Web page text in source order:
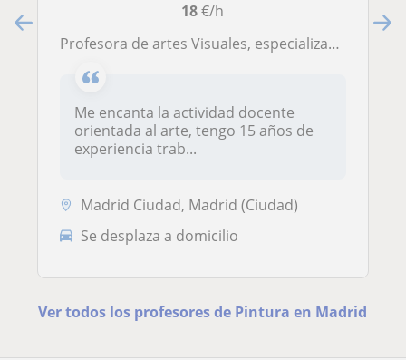
18€/h
Profesora de artes Visuales, especializada en Pintura y en Educación por el Arte. Clases para todas las edades a partir de 6 años.
Me encanta la actividad docente
orientada al arte, tengo 15 años de
experiencia trab...
Madrid Ciudad, Madrid (Ciudad)
Se desplaza a domicilio
Ver todos los profesores de Pintura en Madrid